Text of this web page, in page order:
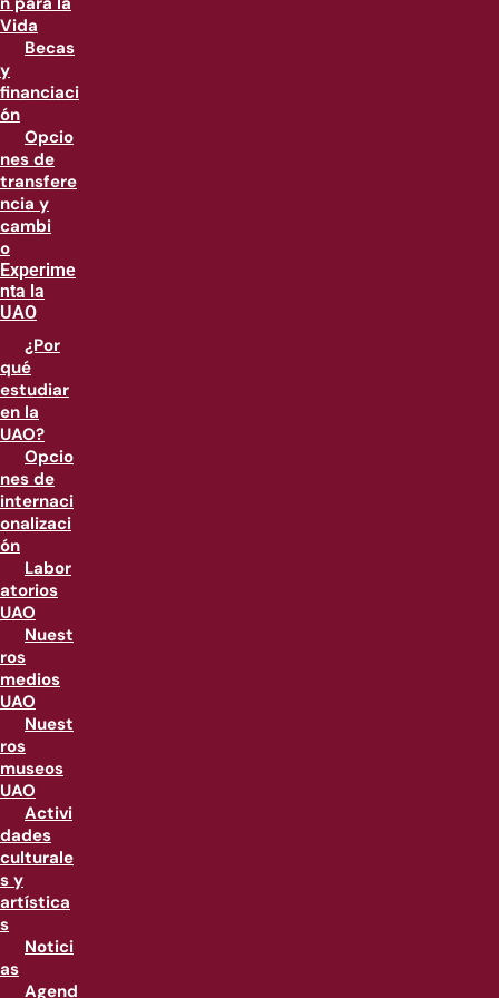
Vida
Becas
y
financiaci
ón
Opcio
nes de
transfere
ncia y
cambi
o
Experime
nta la
UAO
¿Por
qué
estudiar
en la
UAO?
Opcio
nes de
internaci
onalizaci
ón
Labor
atorios
UAO
Nuest
ros
medios
UAO
Nuest
ros
museos
UAO
Activi
dades
culturale
s y
artística
s
Notici
as
Agend